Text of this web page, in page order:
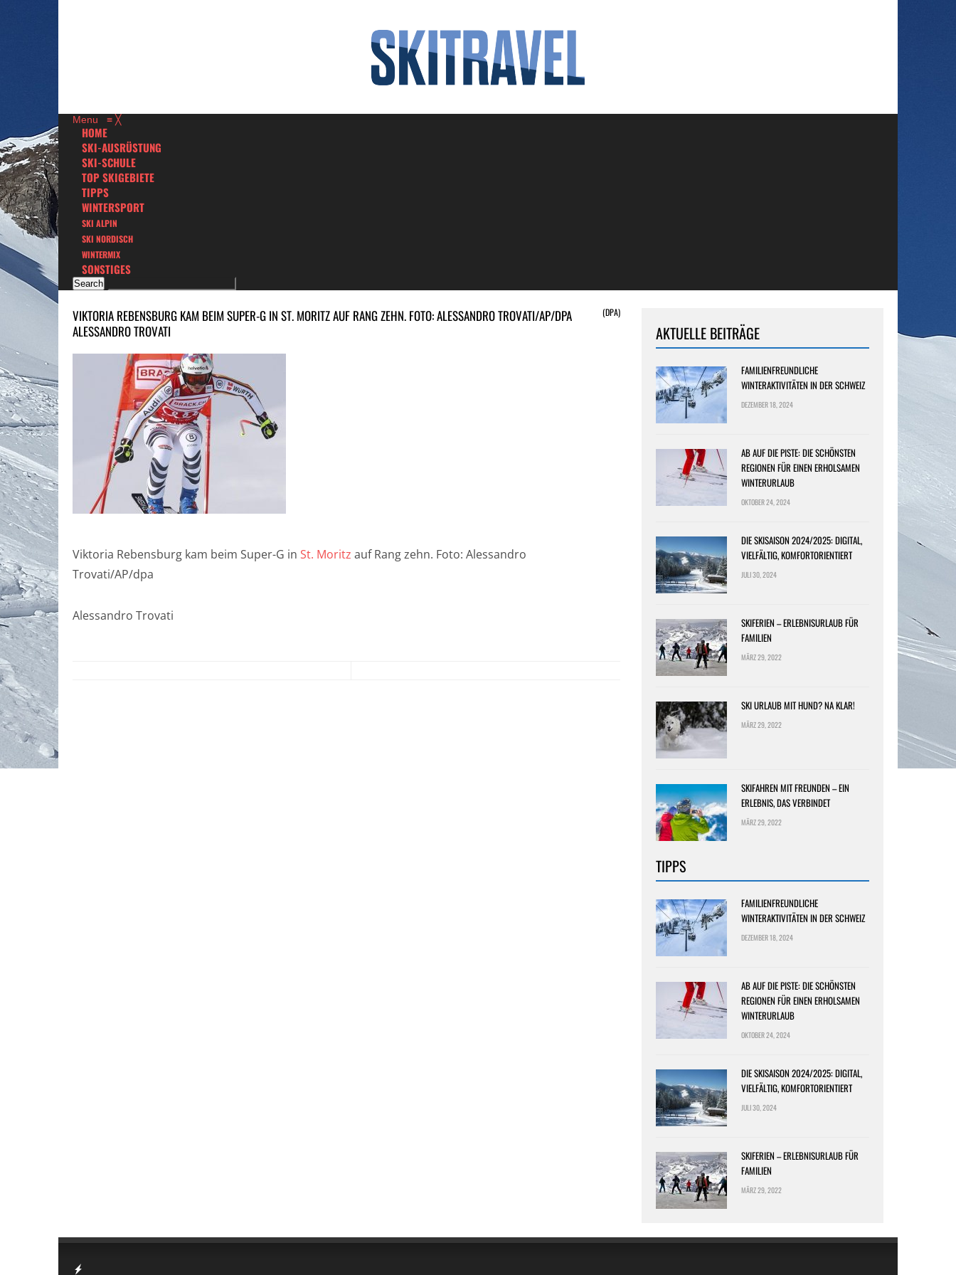
Menu ≡ ╳
HOME
SKI-AUSRÜSTUNG
SKI-SCHULE
TOP SKIGEBIETE
TIPPS
WINTERSPORT
SKI ALPIN
SKI NORDISCH
WINTERMIX
SONSTIGES
VIKTORIA REBENSBURG KAM BEIM SUPER-G IN ST. MORITZ AUF RANG ZEHN. FOTO: ALESSANDRO TROVATI/AP/DPA
ALESSANDRO TROVATI
(DPA)
Viktoria Rebensburg kam beim Super-G in St. Moritz auf Rang zehn. Foto: Alessandro
Trovati/AP/dpa
Alessandro Trovati
AKTUELLE BEITRÄGE
FAMILIENFREUNDLICHE
WINTERAKTIVITÄTEN IN DER SCHWEIZ
DEZEMBER 18, 2024
AB AUF DIE PISTE: DIE SCHÖNSTEN
REGIONEN FÜR EINEN ERHOLSAMEN
WINTERURLAUB
OKTOBER 24, 2024
DIE SKISAISON 2024/2025: DIGITAL,
VIELFÄLTIG, KOMFORTORIENTIERT
JULI 30, 2024
SKIFERIEN – ERLEBNISURLAUB FÜR
FAMILIEN
MÄRZ 29, 2022
SKI URLAUB MIT HUND? NA KLAR!
MÄRZ 29, 2022
SKIFAHREN MIT FREUNDEN – EIN
ERLEBNIS, DAS VERBINDET
MÄRZ 29, 2022
TIPPS
FAMILIENFREUNDLICHE
WINTERAKTIVITÄTEN IN DER SCHWEIZ
DEZEMBER 18, 2024
AB AUF DIE PISTE: DIE SCHÖNSTEN
REGIONEN FÜR EINEN ERHOLSAMEN
WINTERURLAUB
OKTOBER 24, 2024
DIE SKISAISON 2024/2025: DIGITAL,
VIELFÄLTIG, KOMFORTORIENTIERT
JULI 30, 2024
SKIFERIEN – ERLEBNISURLAUB FÜR
FAMILIEN
MÄRZ 29, 2022